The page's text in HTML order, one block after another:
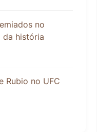
no
da história
Rubio no UFC